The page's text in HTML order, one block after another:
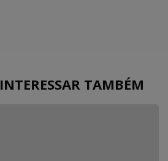
TAMBÉM